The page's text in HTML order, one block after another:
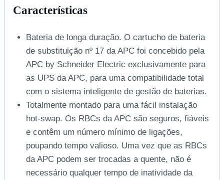
Características
Bateria de longa duração. O cartucho de bateria
de substituição nº 17 da APC foi concebido pela
APC by Schneider Electric exclusivamente para
as UPS da APC, para uma compatibilidade total
com o sistema inteligente de gestão de baterias.
Totalmente montado para uma fácil instalação
hot-swap. Os RBCs da APC são seguros, fiáveis
e contêm um número mínimo de ligações,
poupando tempo valioso. Uma vez que as RBCs
da APC podem ser trocadas a quente, não é
necessário qualquer tempo de inatividade da